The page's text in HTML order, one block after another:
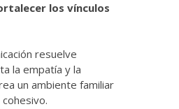
los vínculos
resuelve
la empatía y la
un ambiente familiar